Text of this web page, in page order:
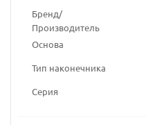
Бренд/
Производитель
Основа
Тип наконечника
Серия